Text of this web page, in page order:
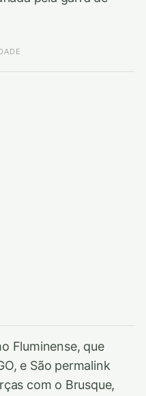
Fluminense, que
e São permalink
com o Brusque,